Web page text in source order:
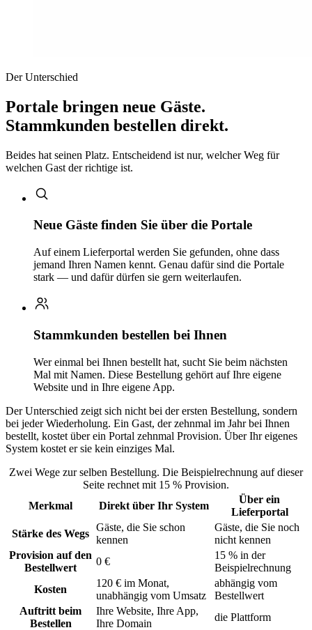
Der Unterschied
Portale bringen neue Gäste.
Stammkunden bestellen direkt.
Beides hat seinen Platz. Entscheidend ist nur, welcher Weg für
welchen Gast der richtige ist.
Neue Gäste finden Sie über die Portale
Auf einem Lieferportal werden Sie gefunden, ohne dass
jemand Ihren Namen kennt. Genau dafür sind die Portale
stark — und dafür dürfen sie gern weiterlaufen.
Stammkunden bestellen bei Ihnen
Wer einmal bei Ihnen bestellt hat, sucht Sie beim nächsten
Mal mit Namen. Diese Bestellung gehört auf Ihre eigene
Website und in Ihre eigene App.
Der Unterschied zeigt sich nicht bei der ersten Bestellung, sondern
bei jeder Wiederholung. Ein Gast, der zehnmal im Jahr bei Ihnen
bestellt, kostet über ein Portal zehnmal Provision. Über Ihr eigenes
System kostet er sie kein einziges Mal.
Zwei Wege zur selben Bestellung. Die Beispielrechnung auf dieser
Seite rechnet mit 15 % Provision.
Merkmal
Direkt über Ihr System
Über ein
Lieferportal
Stärke des Wegs
Gäste, die Sie schon
kennen
Gäste, die Sie noch
nicht kennen
Provision auf den
Bestellwert
0 €
15 % in der
Beispielrechnung
Kosten
120 € im Monat,
unabhängig vom Umsatz
abhängig vom
Bestellwert
Auftritt beim
Bestellen
Ihre Website, Ihre App,
Ihre Domain
die Plattform